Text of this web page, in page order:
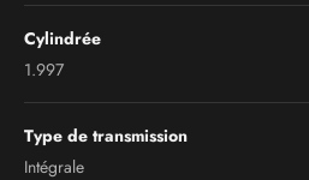
Cylindrée
1.997
Type de transmission
Intégrale